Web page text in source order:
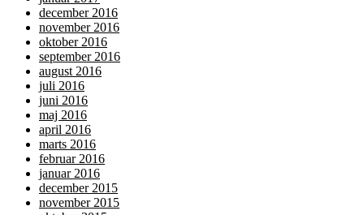
december 2016
november 2016
oktober 2016
september 2016
august 2016
juli 2016
juni 2016
maj 2016
april 2016
marts 2016
februar 2016
januar 2016
december 2015
november 2015